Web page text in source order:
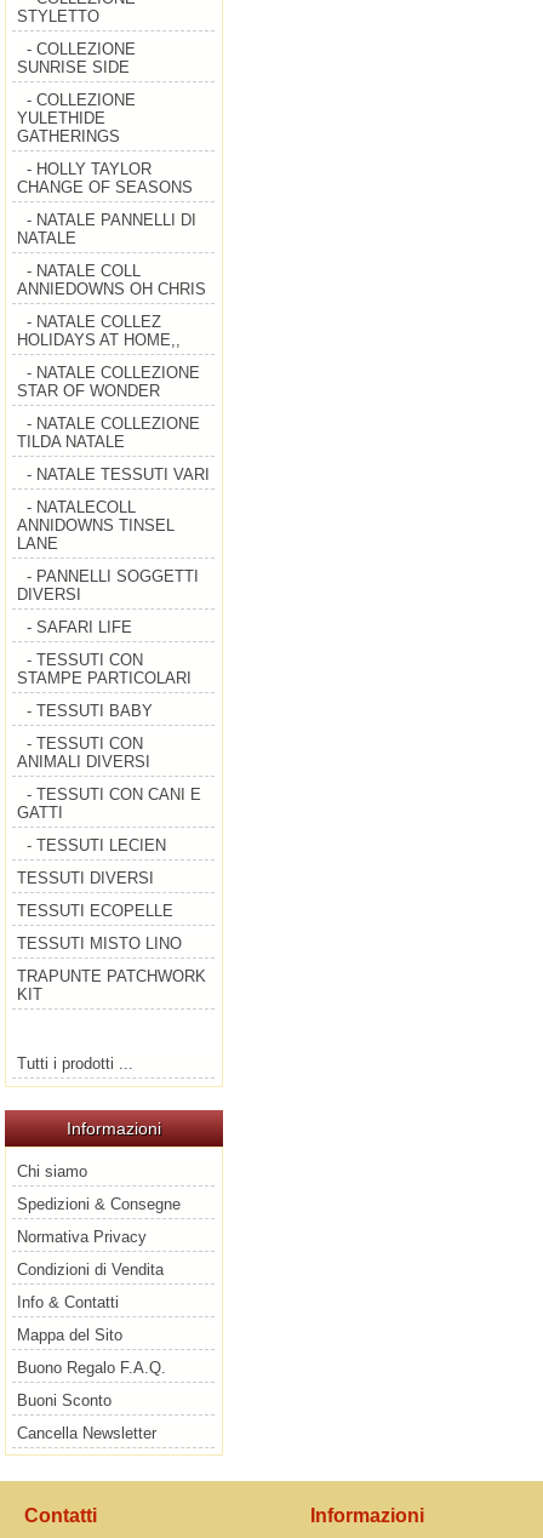
STYLETTO
- COLLEZIONE
SUNRISE SIDE
- COLLEZIONE
YULETHIDE
GATHERINGS
- HOLLY TAYLOR
CHANGE OF SEASONS
- NATALE PANNELLI DI
NATALE
- NATALE COLL
ANNIEDOWNS OH CHRIS
- NATALE COLLEZ
HOLIDAYS AT HOME,,
- NATALE COLLEZIONE
STAR OF WONDER
- NATALE COLLEZIONE
TILDA NATALE
- NATALE TESSUTI VARI
- NATALECOLL
ANNIDOWNS TINSEL
LANE
- PANNELLI SOGGETTI
DIVERSI
- SAFARI LIFE
- TESSUTI CON
STAMPE PARTICOLARI
- TESSUTI BABY
- TESSUTI CON
ANIMALI DIVERSI
- TESSUTI CON CANI E
GATTI
- TESSUTI LECIEN
TESSUTI DIVERSI
TESSUTI ECOPELLE
TESSUTI MISTO LINO
TRAPUNTE PATCHWORK
KIT
Tutti i prodotti ...
Informazioni
Chi siamo
Spedizioni & Consegne
Normativa Privacy
Condizioni di Vendita
Info & Contatti
Mappa del Sito
Buono Regalo F.A.Q.
Buoni Sconto
Cancella Newsletter
Contatti Informazioni